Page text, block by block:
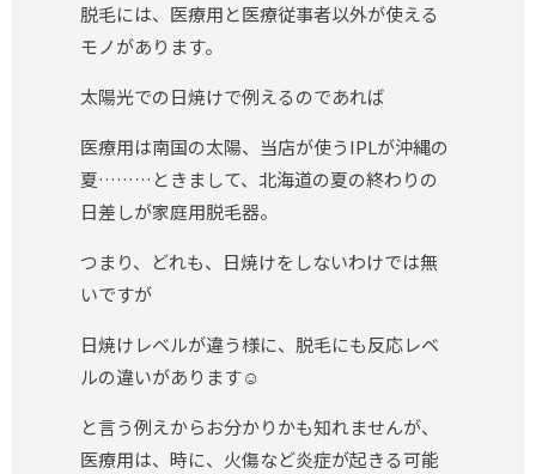
脱毛には、医療用と医療従事者以外が使える
モノがあります。
太陽光での日焼けで例えるのであれば
医療用は南国の太陽、当店が使うIPLが沖縄の
夏………ときまして、北海道の夏の終わりの
日差しが家庭用脱毛器。
つまり、どれも、日焼けをしないわけでは無
いですが
日焼けレベルが違う様に、脱毛にも反応レベ
ルの違いがあります☺️
と言う例えからお分かりかも知れませんが、
医療用は、時に、火傷など炎症が起きる可能